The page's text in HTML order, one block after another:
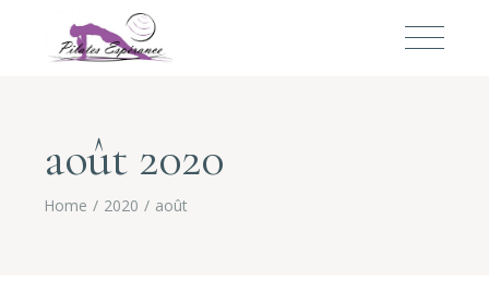
août 2020
Home 2020 août